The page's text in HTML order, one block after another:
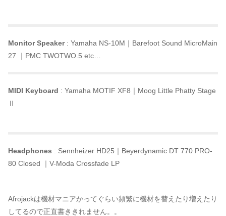
Monitor Speaker: Yamaha NS-10M｜Barefoot Sound MicroMain
27 ｜PMC TWOTWO.5 etc…
MIDI Keyboard : Yamaha MOTIF XF8｜Moog Little Phatty Stage
Ⅱ
Headphones : Sennheizer HD25｜Beyerdynamic DT 770 PRO-
80 Closed ｜V-Moda Crossfade LP
Afrojackは機材マニアかってぐらい頻繁に機材を替えたり増えたり
してるので正直書ききれません。。